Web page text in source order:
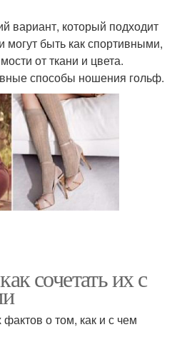
вариант, который подходит
быть как спортивными,
от ткани и цвета.
способы ношения гольф.
сочетать их с
о том, как и с чем